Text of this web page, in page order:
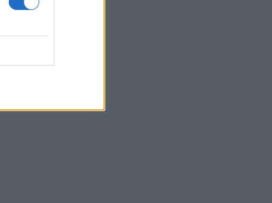
Φωτιά στη Βοιωτία: Η δραματική